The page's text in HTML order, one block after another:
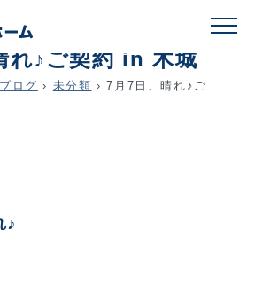
れ♪ご契約 in 木城
ログ › 未分類 › 7月7日、晴れ♪ご
♪